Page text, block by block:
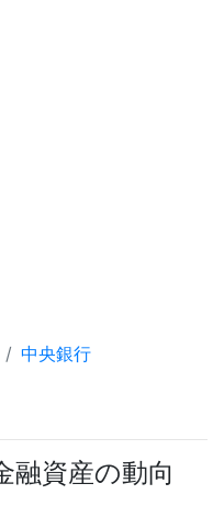
中央銀行
融資産の動向